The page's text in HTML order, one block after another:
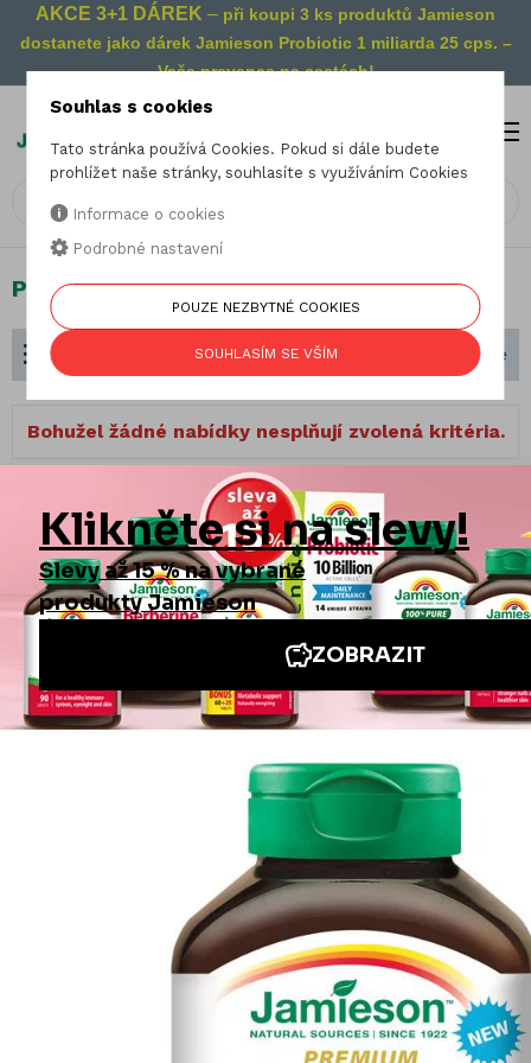
AKCE 3+1 DÁREK – při koupi 3 ks produktů Jamieson
dostanete jako dárek Jamieson Probiotic 1 miliarda 25 cps. –
Vaše prevence na cestách!
0
Pro zdravý spánek
Seřadit podle
Dělení podle zaměření
Bohužel žádné nabídky nesplňují zvolená kritéria.
Jiné stránky Jamieson
Souhlas s cookies
Tato stránka používá Cookies. Pokud si dále budete
prohlížet naše stránky, souhlasíte s využíváním Cookies
Informace o cookies
Podrobné nastavení
POUZE NEZBYTNÉ COOKIES
SOUHLASÍM SE VŠÍM